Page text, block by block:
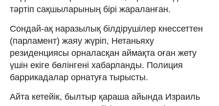
тәртіп сақшыларының бірі жараланған.
Сондай-ақ наразылық білдірушілер кнессеттен
(парламент) жаяу жүріп, Нетаньяху
резиденциясы орналасқан аймақта оған жету
үшін екіге бөлінгені хабарланды. Полиция
баррикадалар орнатуға тырысты.
Айта кетейік, былтыр қараша айында Израиль